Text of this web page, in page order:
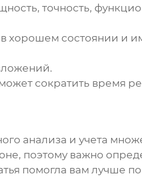
точность,
хорошем состоянии и
сократить время
анализа и учета
поэтому важно
помогла вам лучше